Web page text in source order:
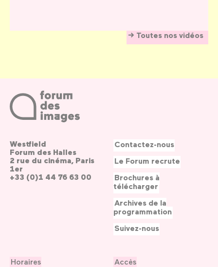
Toutes nos vidéos
Westfield
Forum des Halles
2 rue du cinéma, Paris
1er
+33 (0)1 44 76 63 00
Horaires Accès
Contactez-nous
Le Forum recrute
Brochures à
télécharger
Archives de la
programmation
Suivez-nous